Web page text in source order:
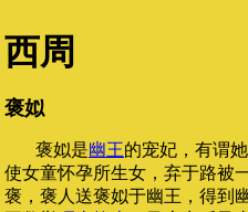
西周
褒姒
褒姒是幽王的宠妃，有谓
使女童怀孕所生女，弃于路被
褒，褒人送褒姒于幽王，得到